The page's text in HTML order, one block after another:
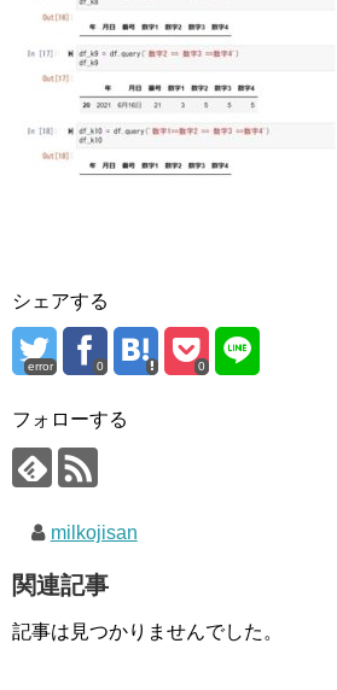
シェアする
error 0 0
フォローする
milkojisan
関連記事
記事は見つかりませんでした。